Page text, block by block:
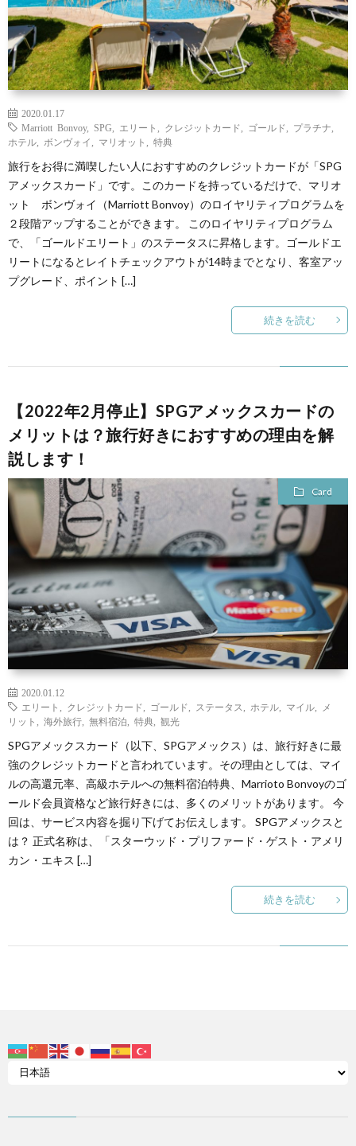
2020.01.17
Marriott Bonvoy, SPG エリート クレジットカード ゴールド プラチナ
ホテル
ボンヴォイ マリオット 特典
旅行をお得に満喫したい人におすすめのクレジットカードが「SPG
アメックスカード」です。このカードを持っているだけで、マリオ
ット ボンヴォイ（Marriott Bonvoy）のロイヤリティプログラムを
２段階アップすることができます。 このロイヤリティプログラム
で、「ゴールドエリート」のステータスに昇格します。ゴールドエ
リートになるとレイトチェックアウトが14時までとなり、客室アッ
プグレード、ポイント […]
続きを読む
【2022年2月停止】SPGアメックスカードの
メリットは？旅行好きにおすすめの理由を解
説します！
Card
2020.01.12
エリート
クレジットカード ゴールド ステータス ホテル マイル
メ
リット
海外旅行 無料宿泊 特典 観光
SPGアメックスカード（以下、SPGアメックス）は、旅行好きに最
強のクレジットカードと言われています。その理由としては、マイ
ルの高還元率、高級ホテルへの無料宿泊特典、Marrioto Bonvoyのゴ
ールド会員資格など旅行好きには、多くのメリットがあります。 今
回は、サービス内容を掘り下げてお伝えします。 SPGアメックスと
は？ 正式名称は、「スターウッド・プリファード・ゲスト・アメリ
カン・エキス […]
続きを読む